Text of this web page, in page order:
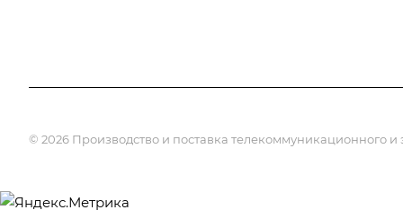
© 2026 Производство и поставка телекоммуникационного и